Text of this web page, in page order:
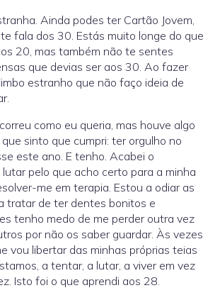
Ainda podes ter Cartão Jovem,
fala dos 30. Estás muito longe do que
20, mas também não te sentes
que devias ser aos 30. Ao fazer
estranho que não faço ideia de
como eu queria, mas houve algo
sinto que cumpri: ter orgulho no
este ano. E tenho. Acabei o
pelo que acho certo para a minha
me em terapia. Estou a odiar as
tratar de ter dentes bonitos e
tenho medo de me perder outra vez
por não os saber guardar. Às vezes
vou libertar das minhas próprias teias
a tentar, a lutar, a viver em vez
Isto foi o que aprendi aos 28.